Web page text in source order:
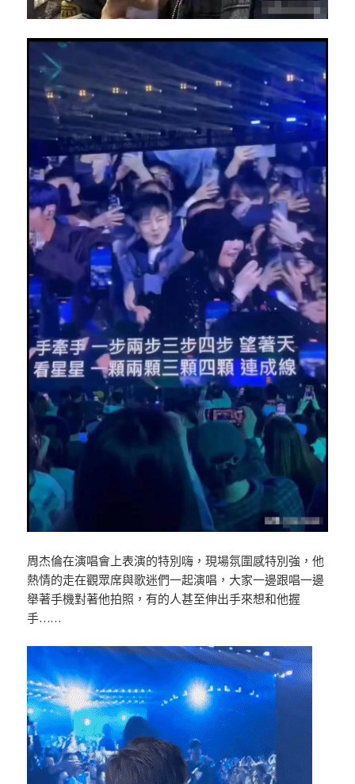
周杰倫在演唱會上表演的特別嗨，現場氛圍感特別強，他
熱情的走在觀眾席與歌迷們一起演唱，大家一邊跟唱一邊
舉著手機對著他拍照，有的人甚至伸出手來想和他握
手……